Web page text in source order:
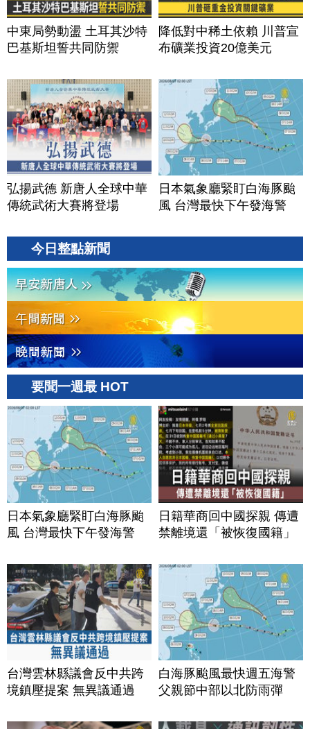
中東局勢動盪 土耳其沙特
巴基斯坦誓共同防禦
降低對中稀土依賴 川普宣
布礦業投資20億美元
弘揚武德 新唐人全球中華
傳統武術大賽將登場
日本氣象廳緊盯白海豚颱
風 台灣最快下午發海警
今日整點新聞
要聞一週最 HOT
日本氣象廳緊盯白海豚颱
風 台灣最快下午發海警
日籍華商回中國探親 傳遭
禁離境還「被恢復國籍」
台灣雲林縣議會反中共跨
境鎮壓提案 無異議通過
白海豚颱風最快週五海警
父親節中部以北防雨彈